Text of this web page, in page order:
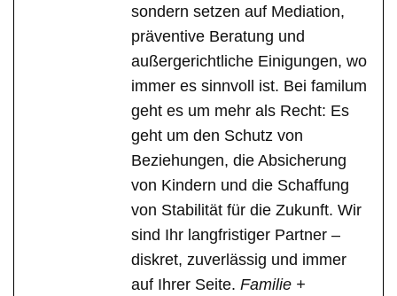
sondern setzen auf Mediation,
präventive Beratung und
außergerichtliche Einigungen, wo
immer es sinnvoll ist. Bei familum
geht es um mehr als Recht: Es
geht um den Schutz von
Beziehungen, die Absicherung
von Kindern und die Schaffung
von Stabilität für die Zukunft. Wir
sind Ihr langfristiger Partner –
diskret, zuverlässig und immer
auf Ihrer Seite. Familie +